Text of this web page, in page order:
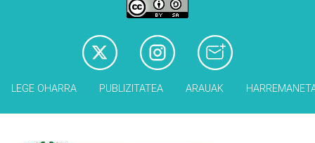
LEGE OHARRA PUBLIZITATEA ARAUAK